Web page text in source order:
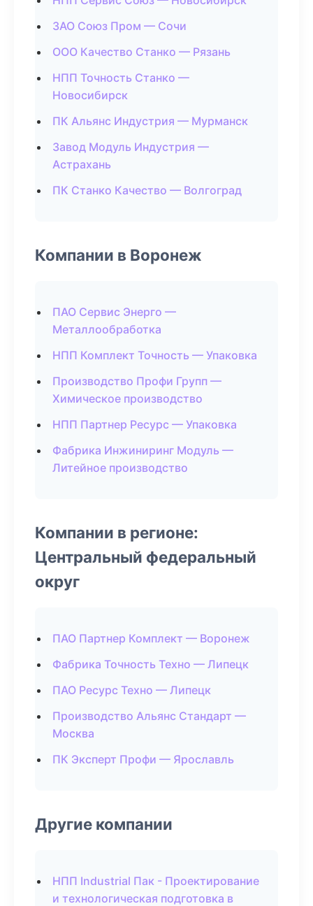
ЗАО Союз Пром — Сочи
ООО Качество Станко — Рязань
НПП Точность Станко —
Новосибирск
ПК Альянс Индустрия — Мурманск
Завод Модуль Индустрия —
Астрахань
ПК Станко Качество — Волгоград
Компании в Воронеж
ПАО Сервис Энерго —
Металлообработка
НПП Комплект Точность — Упаковка
Производство Профи Групп —
Химическое производство
НПП Партнер Ресурс — Упаковка
Фабрика Инжиниринг Модуль —
Литейное производство
Компании в регионе:
Центральный федеральный
округ
ПАО Партнер Комплект — Воронеж
Фабрика Точность Техно — Липецк
ПАО Ресурс Техно — Липецк
Производство Альянс Стандарт —
Москва
ПК Эксперт Профи — Ярославль
Другие компании
НПП Industrial Пак - Проектирование
и технологическая подготовка в